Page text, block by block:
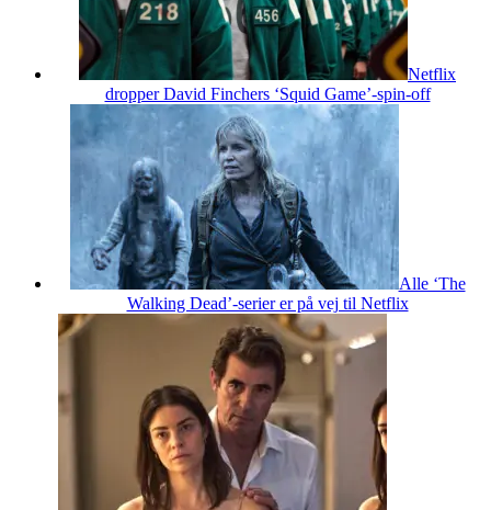
Netflix
dropper David Finchers ‘Squid Game’-spin-off
Alle ‘The
Walking Dead’-serier er på vej til Netflix